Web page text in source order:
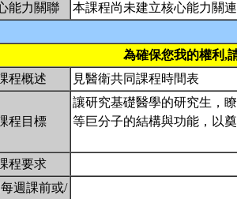
能力關聯
本課程尚未建立核心能力關連
為確保您我的權利,
程概述
見醫衛共同課程時間表
程目標
讓研究基礎醫學的研究生，
等巨分子的結構與功能，以
程要求
週課前或/